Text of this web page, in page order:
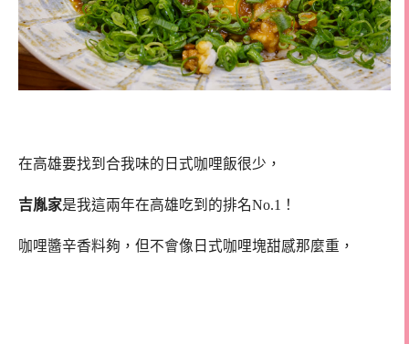
在高雄要找到合我味的日式咖哩飯很少，
吉胤家是我這兩年在高雄吃到的排名No.1！
咖哩醬辛香料夠，但不會像日式咖哩塊甜感那麼重，